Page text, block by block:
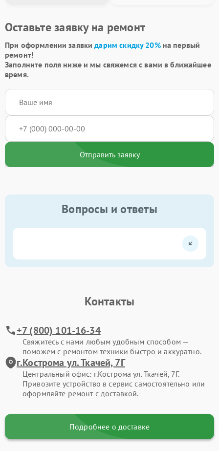
Оставьте заявку на ремонт
При оформлении заявкидарим скидку 20%на первый
ремонт!
Заполните поля ниже и мы свяжемся с вами в ближайшее
время.
Отправить заявку
Вопросы и ответы
Контакты
+7 (800) 101-16-34
Свяжитесь с нами любым удобным способом —
поможем с ремонтом техники быстро и аккуратно.
г.Кострома ул. Ткачей, 7Г
Центральный офис: г.Кострома ул. Ткачей, 7Г.
Привозите устройство в сервис самостоятельно или
оформляйте ремонт с доставкой.
Подробнее о доставке